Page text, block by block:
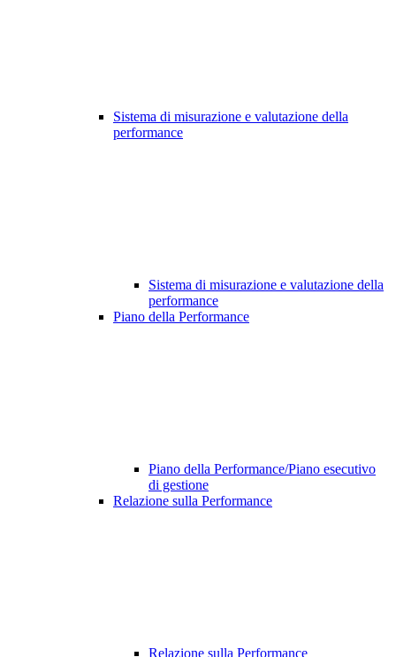
Sistema di misurazione e valutazione della
performance
Sistema di misurazione e valutazione della
performance
Piano della Performance
Piano della Performance/Piano esecutivo
di gestione
Relazione sulla Performance
Relazione sulla Performance